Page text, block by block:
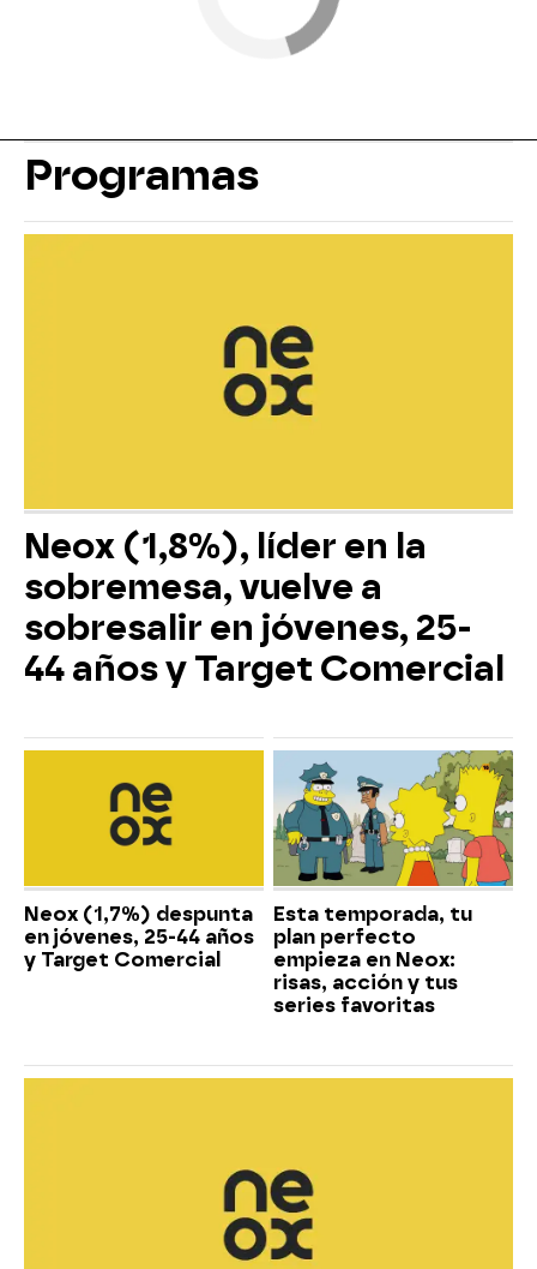
Programas
Neox (1,8%), líder en la
sobremesa, vuelve a
sobresalir en jóvenes, 25-
44 años y Target Comercial
Neox (1,7%) despunta
en jóvenes, 25-44 años
y Target Comercial
Esta temporada, tu
plan perfecto
empieza en Neox:
risas, acción y tus
series favoritas